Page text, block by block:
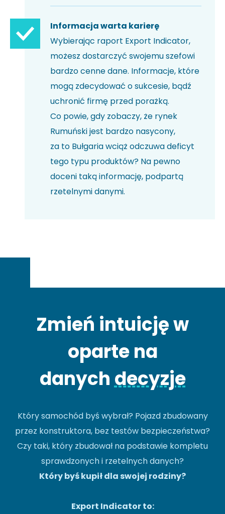
Informacja warta karierę
Wybierając raport Export Indicator,
możesz dostarczyć swojemu szefowi
bardzo cenne dane. Informacje, które
mogą zdecydować o sukcesie, bądź
uchronić firmę przed porażką.
Co powie, gdy zobaczy, że rynek
Rumuński jest bardzo nasycony,
za to Bułgaria wciąż odczuwa deficyt
tego typu produktów? Na pewno
doceni taką informację, podpartą
rzetelnymi danymi.
Zmień intuicję w
oparte na
danychdecyzje
Który samochód byś wybrał? Pojazd zbudowany
przez konstruktora, bez testów bezpieczeństwa?
Czy taki, który zbudował na podstawie kompletu
sprawdzonych i rzetelnych danych?
Który byś kupił dla swojej rodziny?
Export Indicator to: